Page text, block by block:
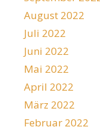
August 2022
Juli 2022
Juni 2022
Mai 2022
April 2022
März 2022
Februar 2022